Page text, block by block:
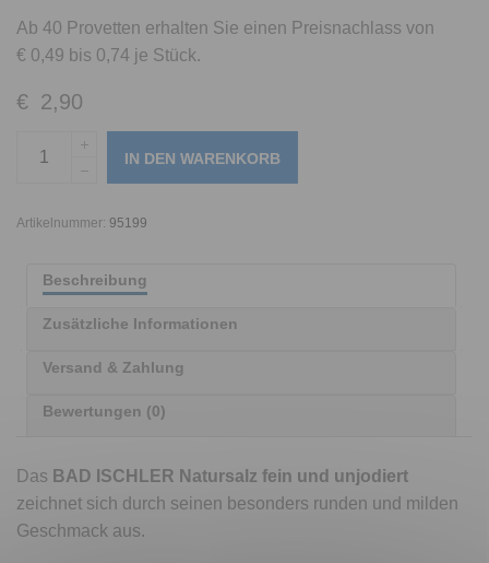
Ab 40 Provetten erhalten Sie einen Preisnachlass von
€ 0,49 bis 0,74 je Stück.
€ 2,90
IN DEN WARENKORB
Artikelnummer: 95199
Beschreibung
Zusätzliche Informationen
Versand & Zahlung
Bewertungen (0)
Das BAD ISCHLER Natursalz fein und unjodiert
zeichnet sich durch seinen besonders runden und milden
Geschmack aus.